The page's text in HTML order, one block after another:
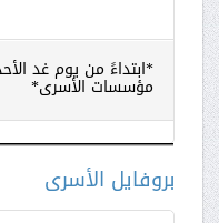
*ابتداءً من يوم غد
مؤسسات الأسرى*
بروفايل الأسرى